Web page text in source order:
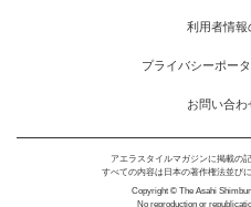
利用者情報
プライバシーポー
お問い合
アエラスタイルマガジンに掲載の
すべての内容は日本の著作権法並び
Copyright © The Asahi
No reproduction or